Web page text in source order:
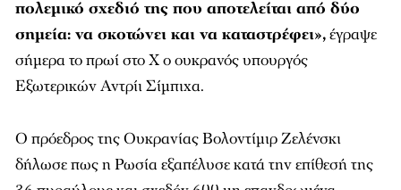
πολεμικό σχεδιό της που αποτελείται από δύο
σημεία: να σκοτώνει και να καταστρέφει»,έγραψε
σήμερα το πρωί στο X ο ουκρανός υπουργός
Εξωτερικών Αντρίι Σίμπιχα.
Ο πρόεδρος της Ουκρανίας Βολοντίμιρ Ζελένσκι
δήλωσε πως η Ρωσία εξαπέλυσε κατά την επίθεσή της